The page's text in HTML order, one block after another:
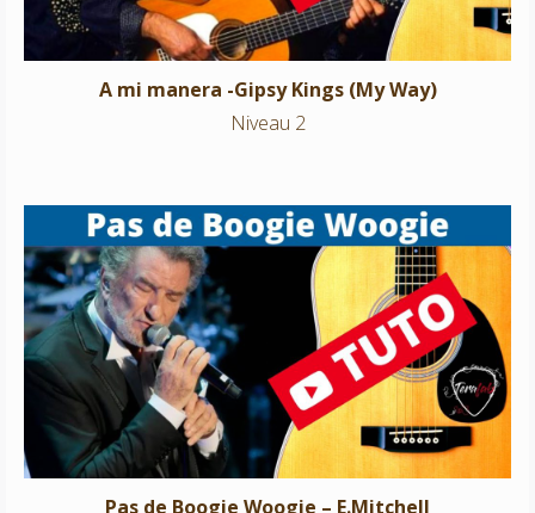
A mi manera -Gipsy Kings (My Way)
Niveau 2
Pas de Boogie Woogie – E.Mitchell
Niveau 2
Pas de Boogie Woogie – E.Mitchell